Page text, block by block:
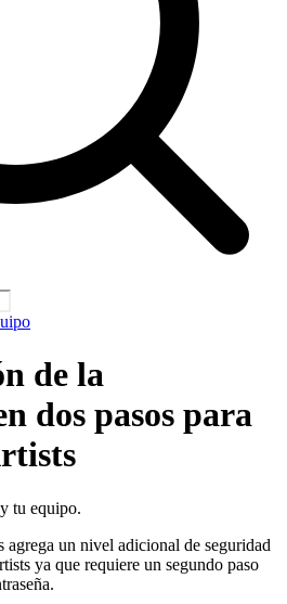
de la
dos pasos para
tu equipo.
agrega un nivel adicional de seguridad
ya que requiere un segundo paso